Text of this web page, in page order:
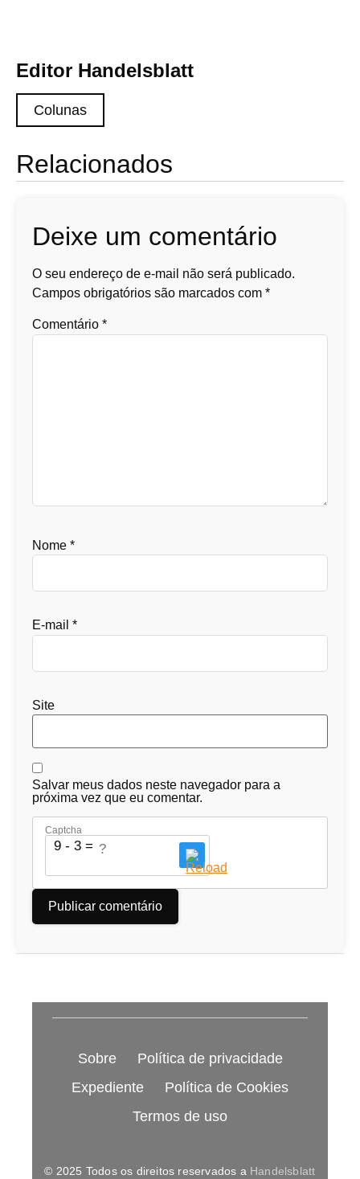
Editor Handelsblatt
Colunas
Relacionados
Deixe um comentário
O seu endereço de e-mail não será publicado.
Campos obrigatórios são marcados com *
Comentário *
Nome *
E-mail *
Site
Salvar meus dados neste navegador para a
próxima vez que eu comentar.
Captcha
9 - 3 = ?
Sobre
Política de privacidade
Expediente
Política de Cookies
Termos de uso
© 2025 Todos os direitos reservados a Handelsblatt